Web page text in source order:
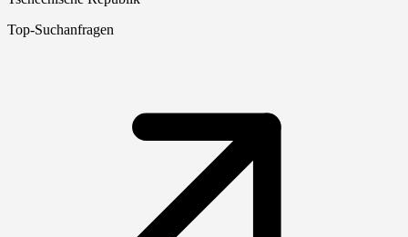
Top-Suchanfragen